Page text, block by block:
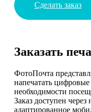
Сделать заказ
Заказать
ФотоПочта
напечатать
необходимости
Заказ доступен
адаптированное